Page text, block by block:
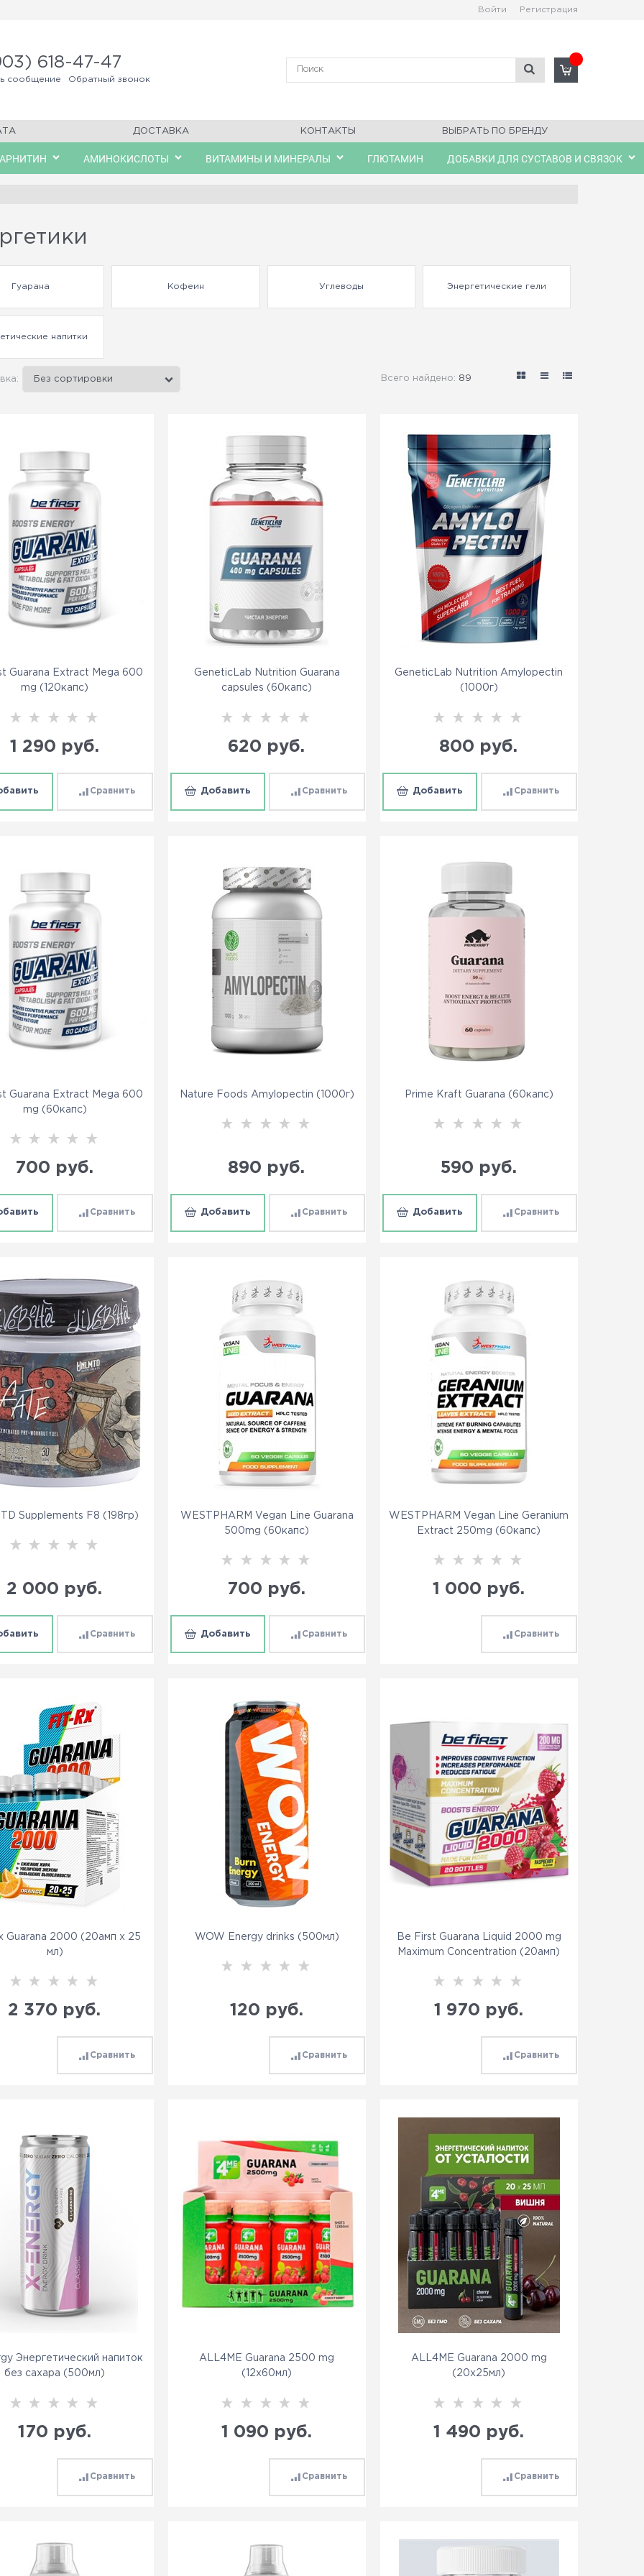
Войти Регистрация
618-47-47
сообщение Обратный звонок
ДОСТАВКА КОНТАКТЫ ВЫБРАТЬ ПО БРЕНДУ
АМИНОКИСЛОТЫ ВИТАМИНЫ И МИНЕРАЛЫ ГЛЮТАМИН ДОБАВКИ ДЛЯ СУСТАВОВ И СВЯЗОК
Гуарана Кофеин Углеводы Энергетические гели
напитки
Всего найдено: 89
Guarana Extract Mega 600
mg (120капс)
1 290 руб.
Сравнить
GeneticLab Nutrition Guarana
capsules (60капс)
620 руб.
Добавить Сравнить
GeneticLab Nutrition Amylopectin
(1000г)
800 руб.
Добавить Сравнить
Guarana Extract Mega 600
mg (60капс)
700 руб.
Сравнить
Nature Foods Amylopectin (1000г)
890 руб.
Добавить Сравнить
Prime Kraft Guarana (60капс)
590 руб.
Добавить Сравнить
Supplements F8 (198гр)
2 000 руб.
Сравнить
WESTPHARM Vegan Line Guarana
500mg (60капс)
700 руб.
Добавить Сравнить
WESTPHARM Vegan Line Geranium
Extract 250mg (60капс)
1 000 руб.
Сравнить
Guarana 2000 (20амп х 25
мл)
2 370 руб.
Сравнить
WOW Energy drinks (500мл)
120 руб.
Сравнить
Be First Guarana Liquid 2000 mg
Maximum Concentration (20амп)
1 970 руб.
Сравнить
Энергетический напиток
без сахара (500мл)
170 руб.
Сравнить
ALL4ME Guarana 2500 mg
(12x60мл)
1 090 руб.
Сравнить
ALL4ME Guarana 2000 mg
(20x25мл)
1 490 руб.
Сравнить